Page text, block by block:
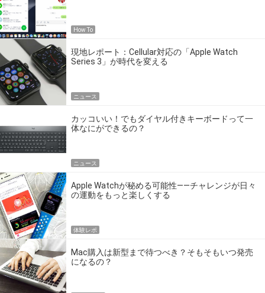
How To
現地レポート：Cellular対応の「Apple Watch
Series 3」が時代を変える
ニュース
カッコいい！でもダイヤル付きキーボードって一
体なにができるの？
ニュース
Apple Watchが秘める可能性――チャレンジが日々
の運動をもっと楽しくする
体験レポ
Mac購入は新型まで待つべき？そもそもいつ発売
になるの？